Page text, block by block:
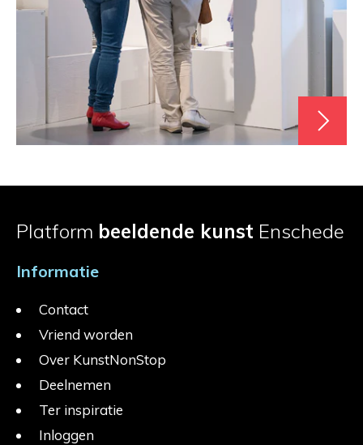
Platform beeldende kunst Enschede
Informatie
Contact
Vriend worden
Over KunstNonStop
Deelnemen
Ter inspiratie
Inloggen